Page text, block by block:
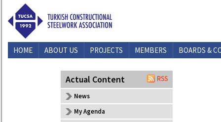
HOME ABOUT US PROJECTS MEMBERS
BOARDS &
Actual Content
News
My Agenda